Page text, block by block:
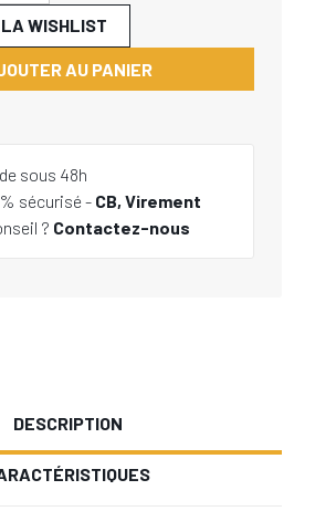
AU PANIER
WISHLIST
sous 48h
sécurisé - CB, Virement
? Contactez-nous
DESCRIPTION